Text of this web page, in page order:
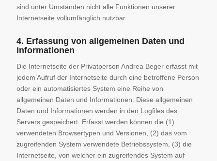
sind unter Umständen nicht alle Funktionen unserer
Internetseite vollumfänglich nutzbar.
4. Erfassung von allgemeinen Daten und
Informationen
Die Internetseite der Privatperson Andrea Beger erfasst mit
jedem Aufruf der Internetseite durch eine betroffene Person
oder ein automatisiertes System eine Reihe von
allgemeinen Daten und Informationen. Diese allgemeinen
Daten und Informationen werden in den Logfiles des
Servers gespeichert. Erfasst werden können die (1)
verwendeten Browsertypen und Versionen, (2) das vom
zugreifenden System verwendete Betriebssystem, (3) die
Internetseite, von welcher ein zugreifendes System auf